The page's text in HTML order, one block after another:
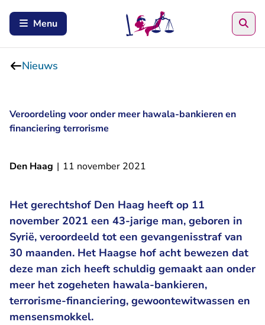
Menu
Nieuws
Veroordeling voor onder meer hawala-bankieren en
financiering terrorisme
Den Haag | 11 november 2021
Het gerechtshof Den Haag heeft op 11
november 2021 een 43-jarige man, geboren in
Syrië, veroordeeld tot een gevangenisstraf van
30 maanden. Het Haagse hof acht bewezen dat
deze man zich heeft schuldig gemaakt aan onder
meer het zogeheten hawala-bankieren,
terrorisme-financiering, gewoontewitwassen en
mensensmokkel.